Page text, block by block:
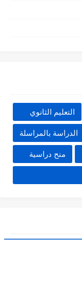
التعليم الثانوي
الدراسة بالمراسلة
منح دراسية